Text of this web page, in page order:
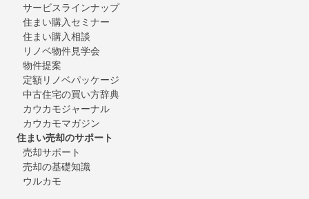
サービスラインナップ
住まい購入セミナー
住まい購入相談
リノベ物件見学会
物件提案
定額リノベパッケージ
中古住宅の買い方辞典
カウカモジャーナル
カウカモマガジン
住まい売却のサポート
売却サポート
売却の基礎知識
ウルカモ